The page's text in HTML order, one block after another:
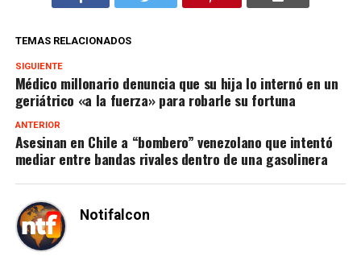
TEMAS RELACIONADOS
SIGUIENTE
Médico millonario denuncia que su hija lo internó en un
geriátrico «a la fuerza» para robarle su fortuna
ANTERIOR
Asesinan en Chile a “bombero” venezolano que intentó
mediar entre bandas rivales dentro de una gasolinera
Notifalcon